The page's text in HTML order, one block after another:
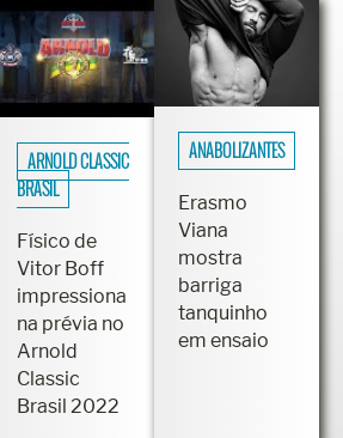
ARNOLD CLASSIC
BRASIL
Físico de
Vitor Boff
impressiona
na prévia no
Arnold
Classic
Brasil 2022
ANABOLIZANTES
Erasmo
Viana
mostra
barriga
tanquinho
em ensaio